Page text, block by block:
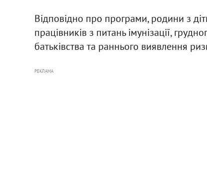
Відповідно про програми, родини з
працівників з питань імунізації,
батьківства та раннього виявлення
РЕКЛАМА